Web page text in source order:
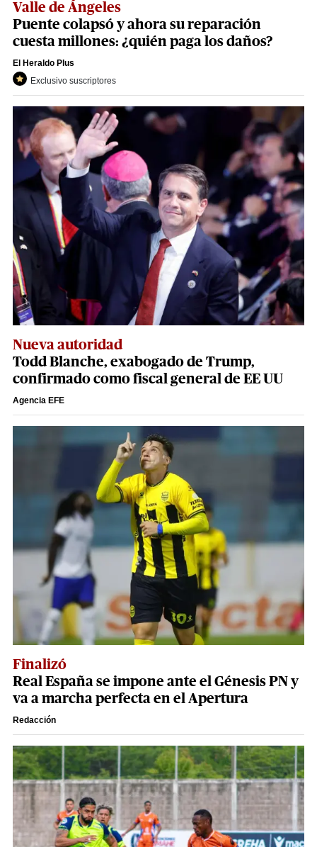
Valle de Ángeles
Puente colapsó y ahora su reparación
cuesta millones: ¿quién paga los daños?
El Heraldo Plus
Exclusivo suscriptores
Nueva autoridad
Todd Blanche, exabogado de Trump,
confirmado como fiscal general de EE UU
Agencia EFE
Finalizó
Real España se impone ante el Génesis PN y
va a marcha perfecta en el Apertura
Redacción